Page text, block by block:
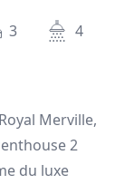
3
4
Merville,
2
du luxe